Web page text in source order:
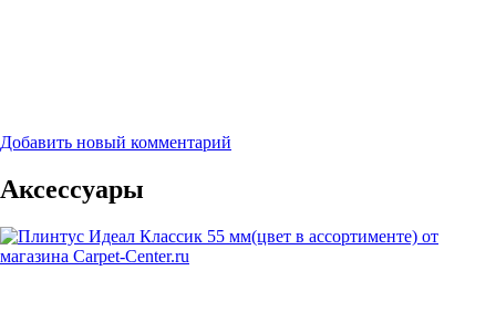
Добавить новый комментарий
Аксессуары